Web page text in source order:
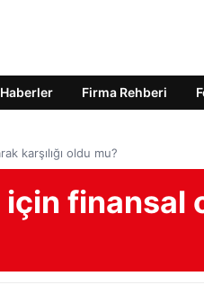
Firma Rehberi
karşılığı oldu mu?
için finansal